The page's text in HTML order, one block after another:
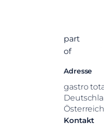
part
of
Adresse
gastro
Österreich
Kontakt